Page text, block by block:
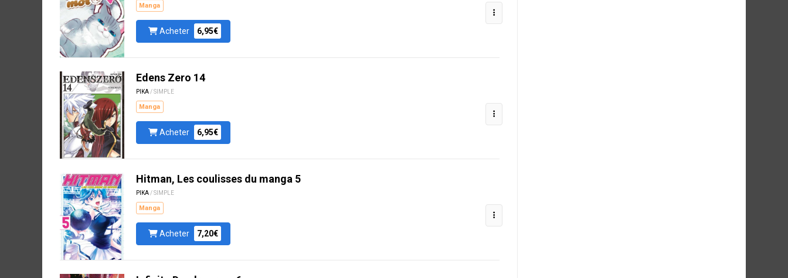
Manga
Acheter 6,95€
Edens Zero 14
PIKA / SIMPLE
Manga
Acheter 6,95€
Hitman, Les coulisses du manga 5
PIKA / SIMPLE
Manga
Acheter 7,20€